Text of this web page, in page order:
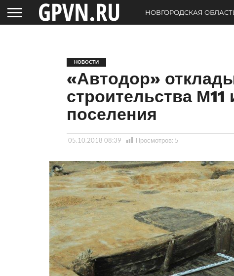
НОВГОРОДСКАЯ
НОВОСТИ
«Автодор»
строительства М11
поселения
05.10.2018 08:39 Просмотров: 5